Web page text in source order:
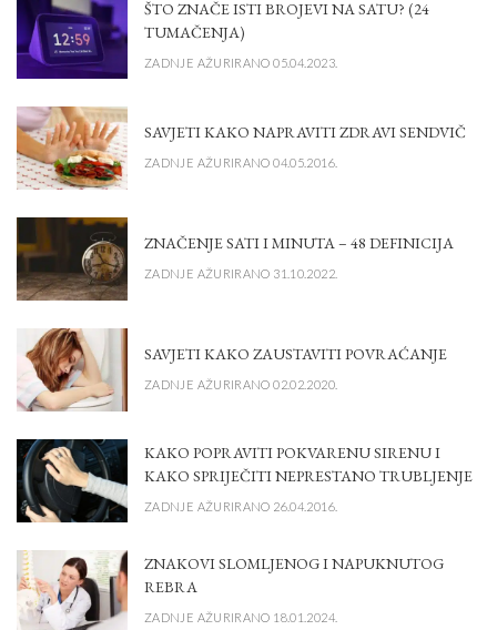
ŠTO ZNAČE ISTI BROJEVI NA SATU? (24
TUMAČENJA)
ZADNJE AŽURIRANO 05.04.2023.
SAVJETI KAKO NAPRAVITI ZDRAVI SENDVIČ
ZADNJE AŽURIRANO 04.05.2016.
ZNAČENJE SATI I MINUTA – 48 DEFINICIJA
ZADNJE AŽURIRANO 31.10.2022.
SAVJETI KAKO ZAUSTAVITI POVRAĆANJE
ZADNJE AŽURIRANO 02.02.2020.
KAKO POPRAVITI POKVARENU SIRENU I
KAKO SPRIJEČITI NEPRESTANO TRUBLJENJE
ZADNJE AŽURIRANO 26.04.2016.
ZNAKOVI SLOMLJENOG I NAPUKNUTOG
REBRA
ZADNJE AŽURIRANO 18.01.2024.